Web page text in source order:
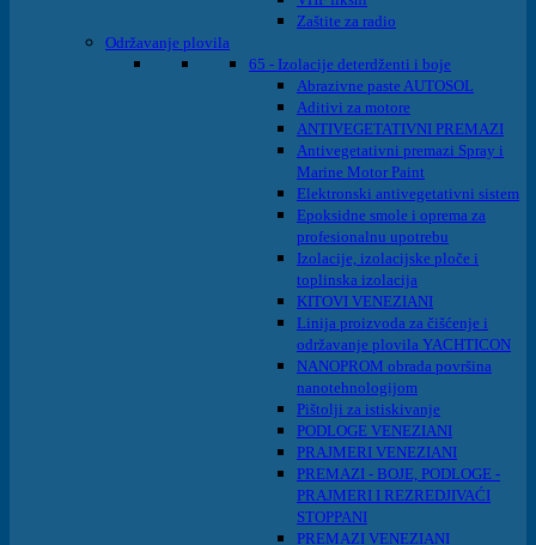
Zaštite za radio
Održavanje plovila
65 - Izolacije deterdženti i boje
Abrazivne paste AUTOSOL
Aditivi za motore
ANTIVEGETATIVNI PREMAZI
Antivegetativni premazi Spray i
Marine Motor Paint
Elektronski antivegetativni sistem
Epoksidne smole i oprema za
profesionalnu upotrebu
Izolacije, izolacijske ploče i
toplinska izolacija
KITOVI VENEZIANI
Linija proizvoda za čišćenje i
održavanje plovila YACHTICON
NANOPROM obrada površina
nanotehnologijom
Pištolji za istiskivanje
PODLOGE VENEZIANI
PRAJMERI VENEZIANI
PREMAZI - BOJE, PODLOGE -
PRAJMERI I REZREDJIVAĆI
STOPPANI
PREMAZI VENEZIANI